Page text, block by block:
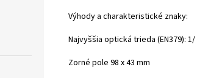
Výhody a charakteristické znaky:
Najvyššia optická trieda (EN379):
Zorné pole 98 x 43 mm